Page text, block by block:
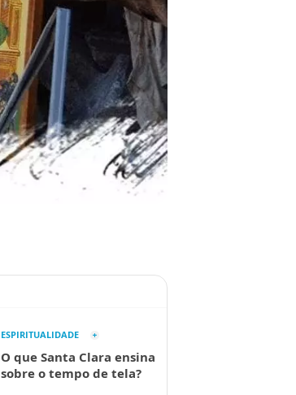
ESPIRITUALIDADE
O que Santa Clara ensina
sobre o tempo de tela?